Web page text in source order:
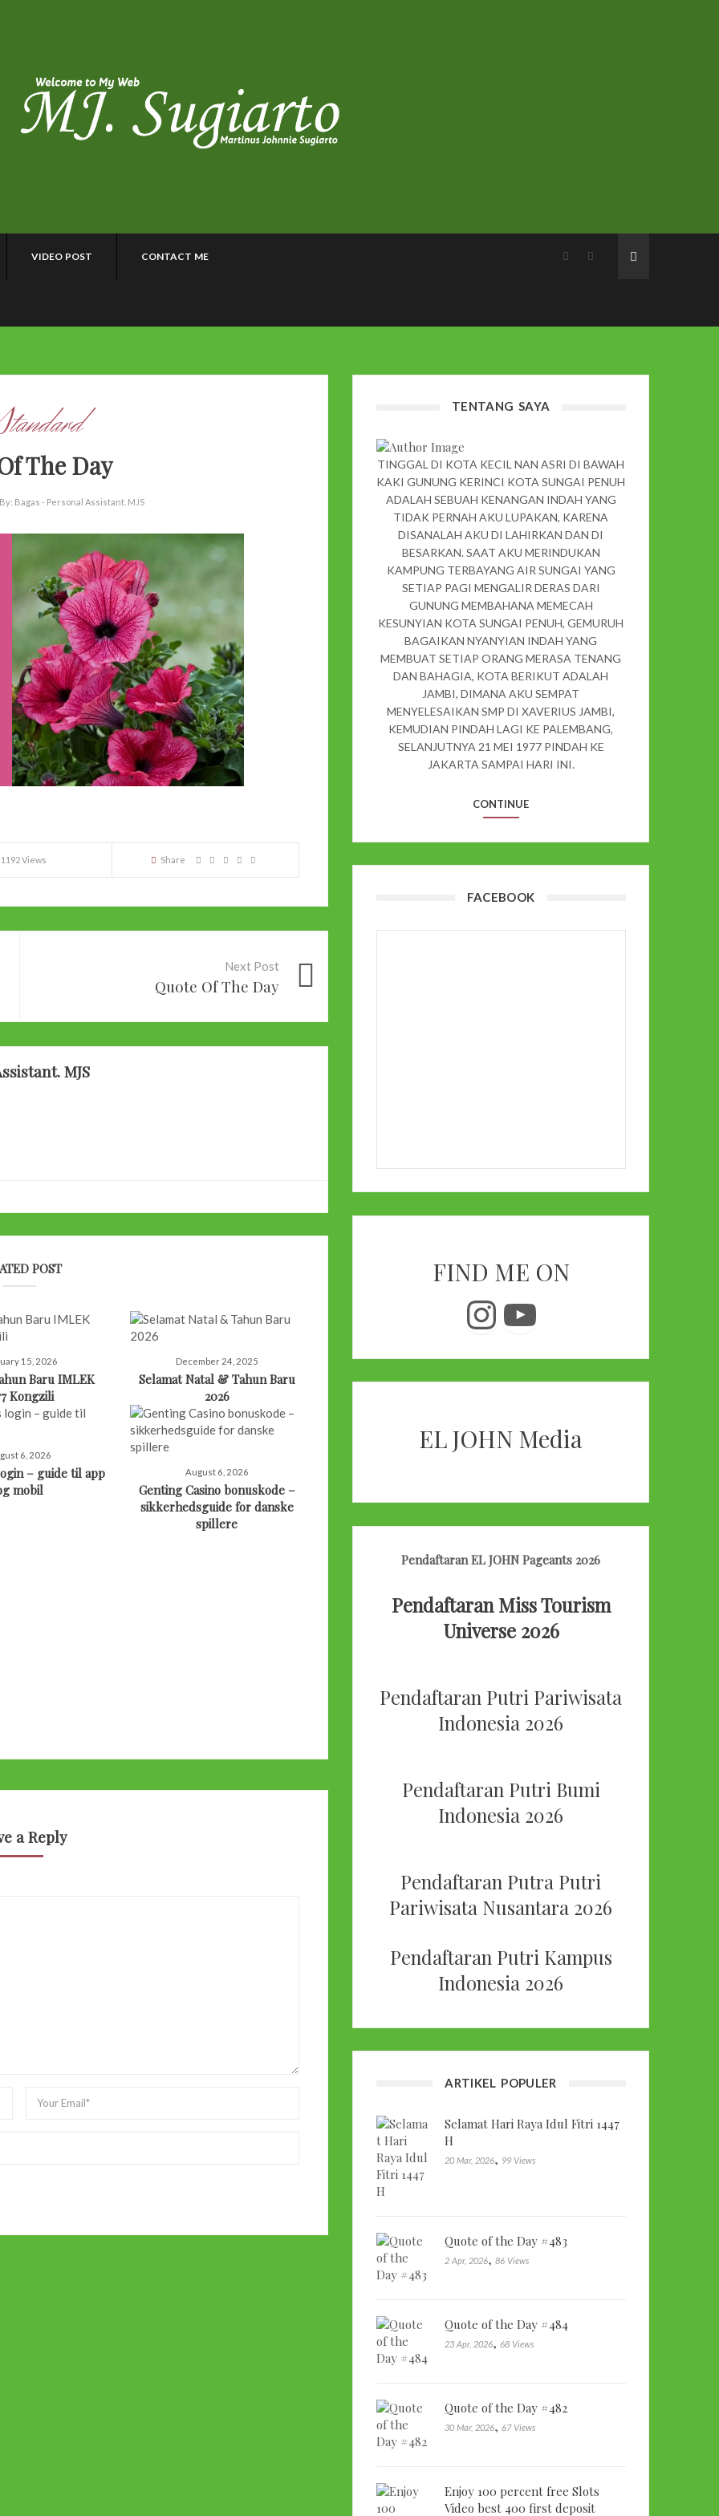
VIDEO POST CONTACT ME
The Day
Bagas - Personal Assistant. MJS
1192 Views Share
Next Post
Quote Of The Day
MJS
POST
15, 2026
Baru IMLEK
Kongzili
December 24, 2025
Selamat Natal & Tahun Baru
2026
6, 2026
– guide til app
mobil
August 6, 2026
Genting Casino bonuskode –
sikkerhedsguide for danske
spillere
a Reply
TENTANG SAYA
TINGGAL DI KOTA KECIL NAN ASRI DI BAWAH
KAKI GUNUNG KERINCI KOTA SUNGAI PENUH
ADALAH SEBUAH KENANGAN INDAH YANG
TIDAK PERNAH AKU LUPAKAN, KARENA
DISANALAH AKU DI LAHIRKAN DAN DI
BESARKAN. SAAT AKU MERINDUKAN
KAMPUNG TERBAYANG AIR SUNGAI YANG
SETIAP PAGI MENGALIR DERAS DARI
GUNUNG MEMBAHANA MEMECAH
KESUNYIAN KOTA SUNGAI PENUH, GEMURUH
BAGAIKAN NYANYIAN INDAH YANG
MEMBUAT SETIAP ORANG MERASA TENANG
DAN BAHAGIA, KOTA BERIKUT ADALAH
JAMBI, DIMANA AKU SEMPAT
MENYELESAIKAN SMP DI XAVERIUS JAMBI,
KEMUDIAN PINDAH LAGI KE PALEMBANG,
SELANJUTNYA 21 MEI 1977 PINDAH KE
JAKARTA SAMPAI HARI INI.
CONTINUE
FACEBOOK
FIND ME ON
Instagram
YouTube
EL JOHN Media
Pendaftaran EL JOHN Pageants 2026
Pendaftaran Miss Tourism
Universe 2026
Pendaftaran Putri Pariwisata
Indonesia 2026
Pendaftaran Putri Bumi
Indonesia 2026
Pendaftaran Putra Putri
Pariwisata Nusantara 2026
Pendaftaran Putri Kampus
Indonesia 2026
ARTIKEL POPULER
Selamat Hari Raya Idul Fitri 1447
H
20 Mar, 2026, 99 Views
Quote of the Day #483
2 Apr, 2026, 86 Views
Quote of the Day #484
23 Apr, 2026, 68 Views
Quote of the Day #482
30 Mar, 2026, 67 Views
Enjoy 100 percent free Slots
Video best 400 first deposit